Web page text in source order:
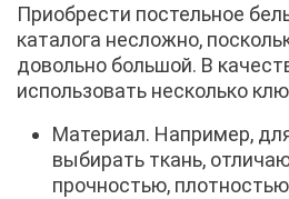
Приобрести постельное
каталога несложно,
довольно большой. В
использовать несколько
Материал. Например,
выбирать ткань,
прочностью,